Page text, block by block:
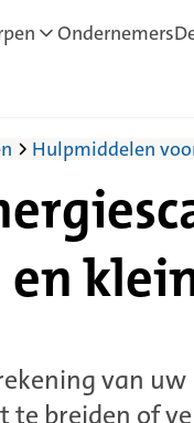
Ondernemers
Hulpmiddelen
en
van
breiden of